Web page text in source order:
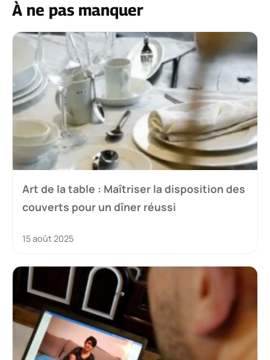
À ne pas manquer
Art de la table : Maîtriser la disposition des
couverts pour un dîner réussi
15 août 2025